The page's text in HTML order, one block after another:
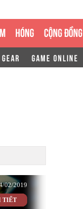
HÓNG CỘNG ĐỒNG
GAME ONLINE
02/2019
TIẾT